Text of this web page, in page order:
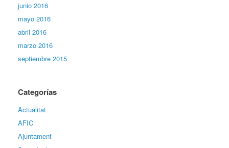
junio 2016
mayo 2016
abril 2016
marzo 2016
septiembre 2015
Categorías
Actualitat
AFIC
Ajuntament